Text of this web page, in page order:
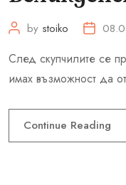
by stoiko
След скупчилите се
имах възможност да
Continue Reading